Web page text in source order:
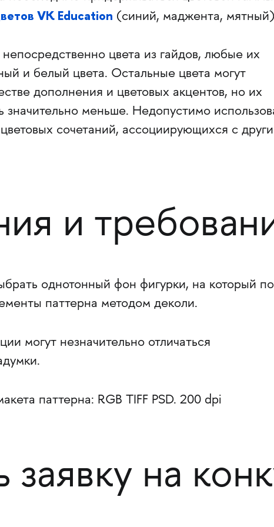
VK Education (синий, маджента,
цвета из гайдов, любые их
и белый цвета. Остальные цвета могут
дополнения и цветовых акцентов, но их
значительно меньше. Недопустимо
сочетаний, ассоциирующихся с
и
однотонный фон фигурки, на который
паттерна методом деколи.
могут незначительно отличаться
паттерна: RGB TIFF PSD. 200 dpi
заявку на